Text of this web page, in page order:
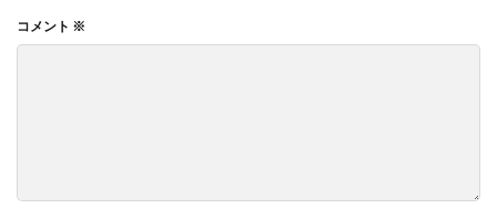
コメント ※